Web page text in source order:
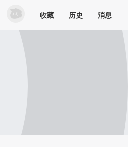
收藏 历史 消息